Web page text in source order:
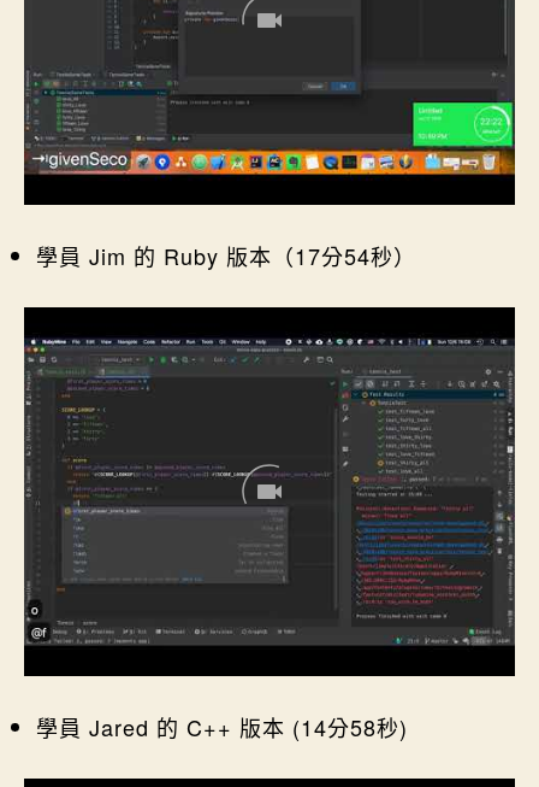
學員 Jim 的 Ruby 版本（17分54秒）
學員 Jared 的 C++ 版本 (14分58秒)